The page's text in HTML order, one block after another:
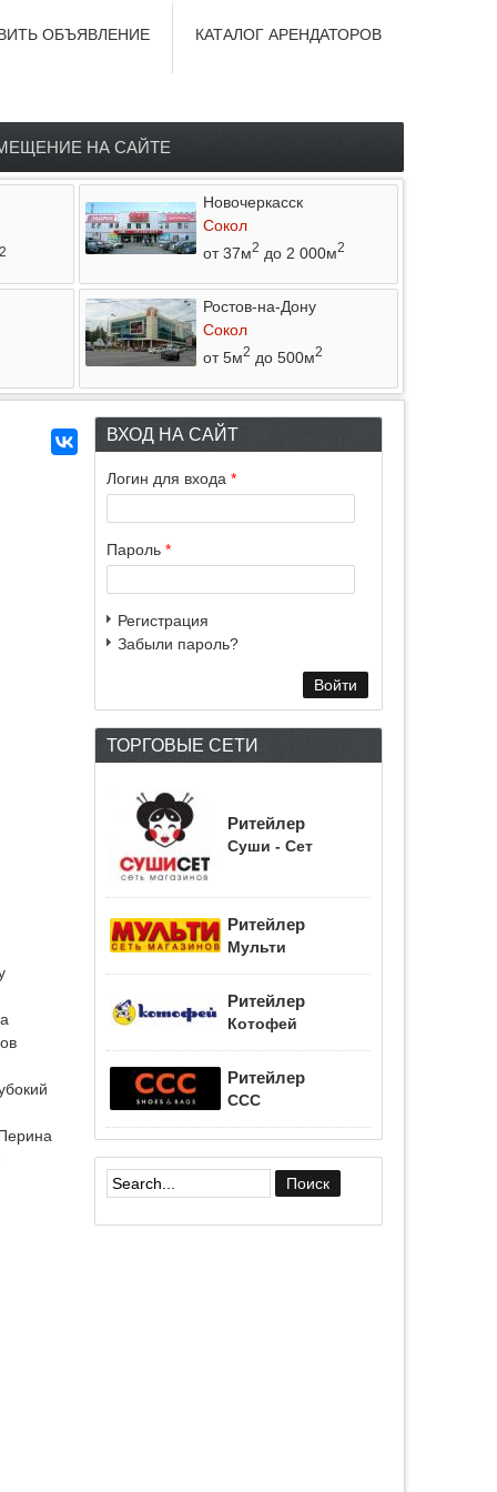
КАТАЛОГ АРЕНДАТОРОВ
ОБЪЯВЛЕНИЕ
НА САЙТЕ
2
Новочеркасск
Сокол
от 37м2 до 2 000м2
Ростов-на-Дону
Сокол
от 5м2 до 500м2
ВХОД НА САЙТ
Логин для входа *
Пароль *
Регистрация
Забыли пароль?
ТОРГОВЫЕ СЕТИ
Ритейлер
Суши - Сет
Ритейлер
Мульти
Ритейлер
Котофей
Ритейлер
CCC
Форма поиска